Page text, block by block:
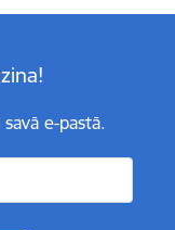
e-pastā.